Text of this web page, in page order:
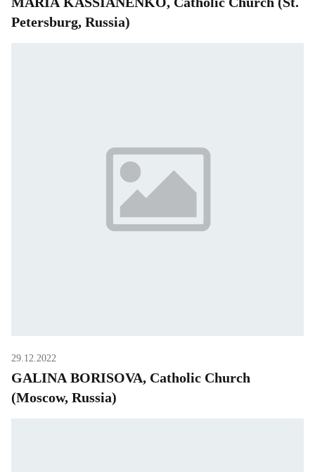
Petersburg, Russia)
29.12.2022
GALINA BORISOVA, Catholic Church
(Moscow, Russia)